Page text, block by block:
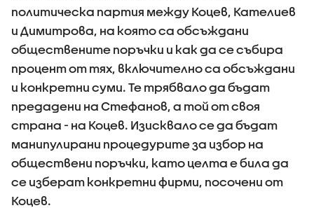
политическа партия между Коцев, Кателиев
и Димитрова, на която са обсъждани
обществените поръчки и как да се събира
процент от тях, включително са обсъждани
и конкретни суми. Те трябвало да бъдат
предадени на Стефанов, а той от своя
страна - на Коцев. Изисквало се да бъдат
манипулирани процедурите за избор на
обществени поръчки, като целта е била да
се изберат конкретни фирми, посочени от
Коцев.